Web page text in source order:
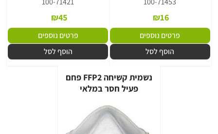
₪16
פרטים נוספים
הוסף לסל
₪45
פרטים נוספים
הוסף לסל
נשמית קשיחה FFP2 פחם
פעיל חסר במלאי